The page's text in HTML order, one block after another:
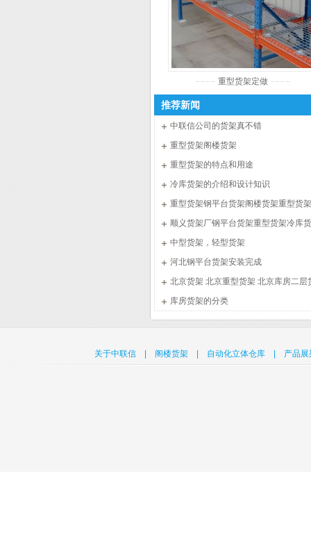
重型货架定做
推荐新闻
中联信公司的货架真不错
重型货架阁楼货架
重型货架的特点和用途
冷库货架的介绍和设计知识
重型货架钢平台货架阁楼货架重型货
顺义货架厂钢平台货架重型货架冷库货
中型货架，轻型货架
河北钢平台货架安装完成
北京货架 北京重型货架 北京库房二层
纪腾发货架厂
库房货架的分类
关于中联信 阁楼货架 自动化立体仓库 产品展